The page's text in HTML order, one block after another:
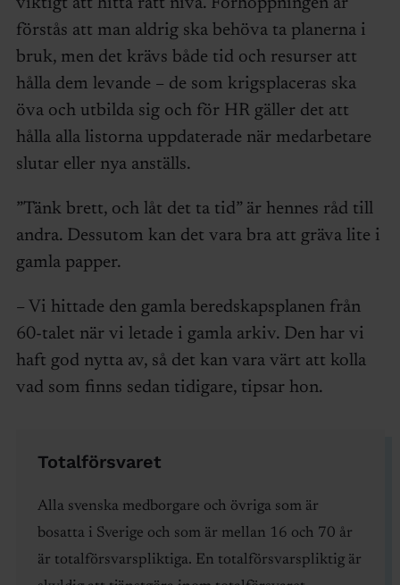
viktigt att hitta rätt nivå. Förhoppningen är
förstås att man aldrig ska behöva ta planerna i
bruk, men det krävs både tid och resurser att
hålla dem levande – de som krigsplaceras ska
öva och utbilda sig och för HR gäller det att
hålla alla listorna uppdaterade när medarbetare
slutar eller nya anställs.
”Tänk brett, och låt det ta tid” är hennes råd till
andra. Dessutom kan det vara bra att gräva lite i
gamla papper.
– Vi hittade den gamla beredskapsplanen från
60-talet när vi letade i gamla arkiv. Den har vi
haft god nytta av, så det kan vara värt att kolla
vad som finns sedan tidigare, tipsar hon.
Totalförsvaret
Alla svenska medborgare och övriga som är
bosatta i Sverige och som är mellan 16 och 70 år
är totalförsvarspliktiga. En totalförsvarspliktig är